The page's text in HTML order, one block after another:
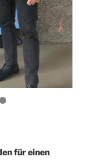
für einen